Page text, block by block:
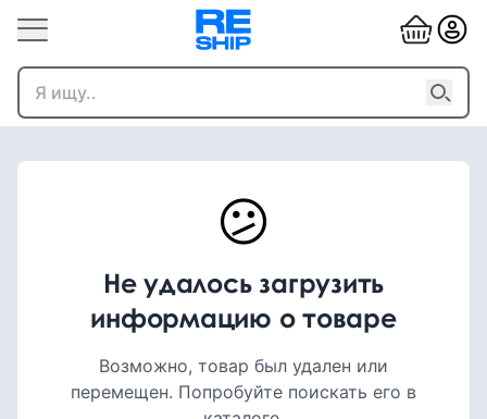
😕
Не удалось загрузить
информацию о товаре
Возможно, товар был удален или
перемещен. Попробуйте поискать его в